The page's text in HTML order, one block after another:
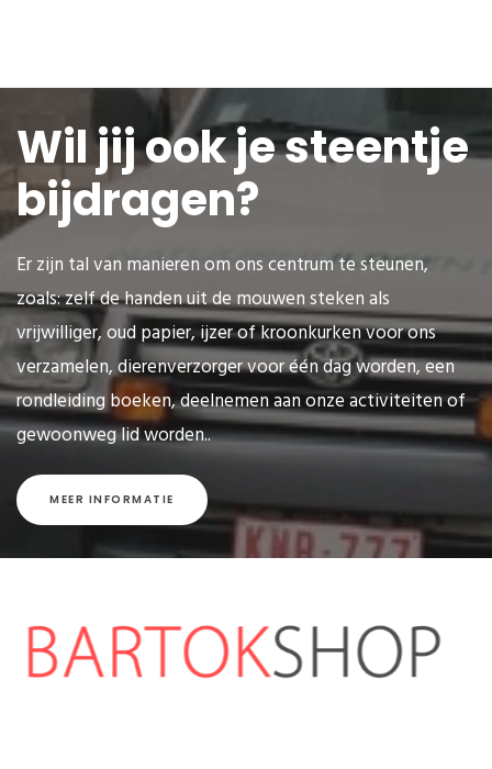
Wil jij ook je steentje
bijdragen?
Er zijn tal van manieren om ons centrum te steunen,
zoals: zelf de handen uit de mouwen steken als
vrijwilliger, oud papier, ijzer of kroonkurken voor ons
verzamelen, dierenverzorger voor één dag worden, een
rondleiding boeken, deelnemen aan onze activiteiten of
gewoonweg lid worden..
MEER INFORMATIE